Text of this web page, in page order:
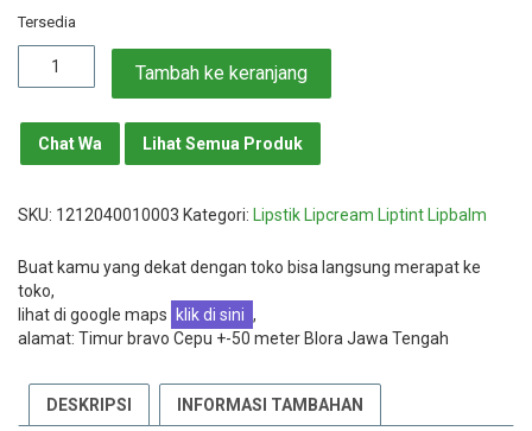
Tersedia
Kuantitas
Gingerbread
Nomor
Tambah ke keranjang
Chat Wa Lihat Semua Produk
SKU: 1212040010003 Kategori: Lipstik Lipcream Liptint Lipbalm
Buat kamu yang dekat dengan toko bisa langsung merapat ke
toko,
lihat di google maps
klik di sini ,
alamat: Timur bravo Cepu +-50 meter Blora Jawa Tengah
DESKRIPSI INFORMASI TAMBAHAN